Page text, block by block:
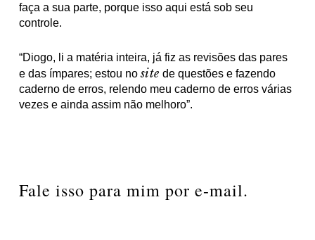
faça a sua parte, porque isso aqui está sob seu
controle.
“Diogo, li a matéria inteira, já fiz as revisões das pares
e das ímpares; estou nositede questões e fazendo
caderno de erros, relendo meu caderno de erros várias
vezes e ainda assim não melhoro”.
Fale isso para mim por e-mail.